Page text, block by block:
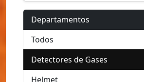
Departamentos
Todos
Detectores de Gases
Helmet